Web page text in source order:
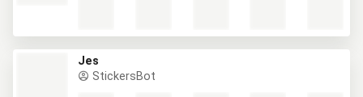
Jes
StickersBot